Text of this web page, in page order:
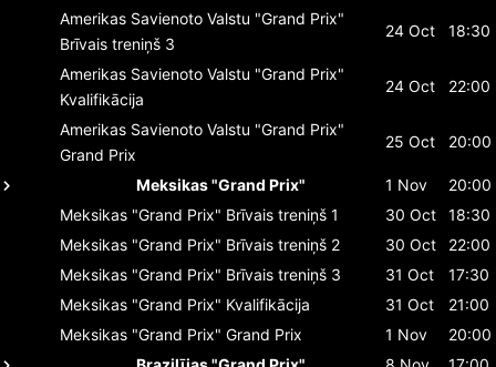
Amerikas Savienoto Valstu "Grand Prix"
Brīvais treniņš 3
24 Oct 18:30
Amerikas Savienoto Valstu "Grand Prix"
Kvalifikācija
24 Oct 22:00
Amerikas Savienoto Valstu "Grand Prix"
Grand Prix
25 Oct 20:00
Meksikas "Grand Prix" 1 Nov
20:00
Meksikas "Grand Prix" Brīvais treniņš 1 30 Oct
18:30
Meksikas "Grand Prix" Brīvais treniņš 2 30 Oct
22:00
Meksikas "Grand Prix" Brīvais treniņš 3 31 Oct
17:30
Meksikas "Grand Prix" Kvalifikācija 31 Oct
21:00
Meksikas "Grand Prix" Grand Prix 1 Nov
20:00